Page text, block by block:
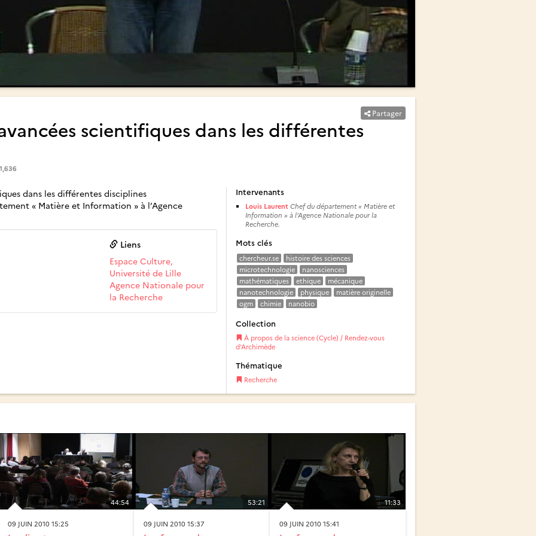
Partager
scientifiques dans les différentes
1,636
dans les différentes disciplines
« Matière et Information » à l’Agence
Liens
Espace Culture,
Université de Lille
Agence Nationale pour
la Recherche
Intervenants
Louis Laurent Chef du département « Matière et
Information » à l’Agence Nationale pour la
Recherche.
Mots clés
chercheur.se
histoire des sciences
microtechnologie
nanosciences
mathématiques
ethique
mécanique
nanotechnologie
physique
matière originelle
ogm
chimie nanobio
Collection
À propos de la science (Cycle) / Rendez-vous
d’Archimède
Thématique
Recherche
44:54
09 JUIN 2010 15:25
53:21
09 JUIN 2010 15:37
11:33
09 JUIN 2010 15:41